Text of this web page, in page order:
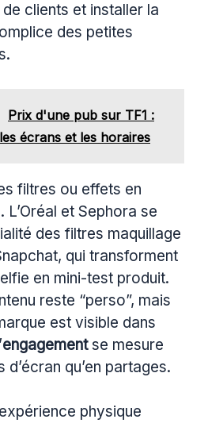
clients et installer la
des petites
Prix d'une pub sur TF1 :
écrans et les horaires
filtres ou effets en
L’Oréal et Sephora se
des filtres maquillage
qui transforment
en mini-test produit.
reste “perso”, mais
est visible dans
engagementse mesure
qu’en partages.
physique